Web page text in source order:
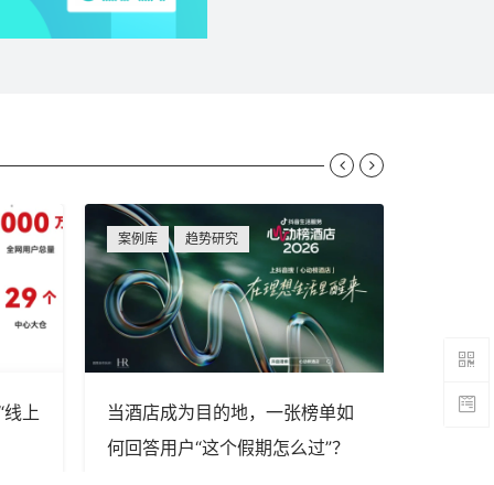
上
案例库 趋势研究
当酒店成为目的地，一张榜单如
何回答用户“这个假期怎么过”？
LV成
 